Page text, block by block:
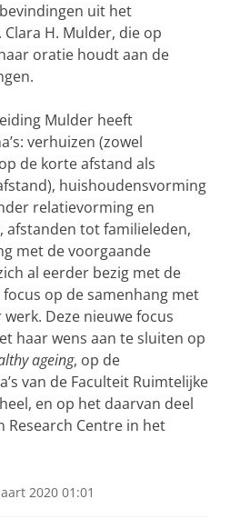
uit het
H. Mulder, die op
oratie houdt aan de
Mulder heeft
verhuizen (zowel
de korte afstand als
huishoudensvorming
relatievorming en
afstanden tot familieleden,
met de voorgaande
al eerder bezig met de
focus op de samenhang met
Deze nieuwe focus
haar wens aan te sluiten op
ageing, op de
van de Faculteit Ruimtelijke
en op het daarvan deel
Centre in het
2020 01:01